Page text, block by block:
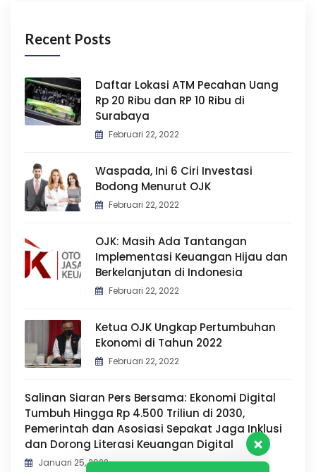
Recent Posts
Daftar Lokasi ATM Pecahan Uang
Rp 20 Ribu dan RP 10 Ribu di
Surabaya
Februari 22, 2022
Waspada, Ini 6 Ciri Investasi
Bodong Menurut OJK
Februari 22, 2022
OJK: Masih Ada Tantangan
Implementasi Keuangan Hijau dan
Berkelanjutan di Indonesia
Februari 22, 2022
Ketua OJK Ungkap Pertumbuhan
Ekonomi di Tahun 2022
Februari 22, 2022
Salinan Siaran Pers Bersama: Ekonomi Digital
Tumbuh Hingga Rp 4.500 Triliun di 2030,
Pemerintah dan Asosiasi Sepakat Jaga Inklusi
dan Dorong Literasi Keuangan Digital
Januari 25, 2022
Tim Layanan Pelanggan kami siap
melayani anda. Silahkan ajukan
pertanyaan anda.